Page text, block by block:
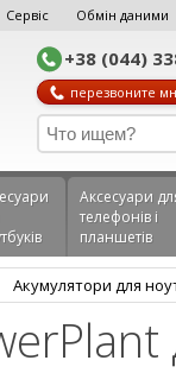
Сервіс Обмін даними
+38 (044)
перезвоните
Аксеcуари
телефонів і
планшетів
Aкумулятори для